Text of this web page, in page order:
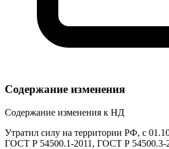
Содержание изменения
Содержание изменения к НД
Утратил силу на территории РФ, с
ГОСТ Р 54500.1-2011, ГОСТ Р